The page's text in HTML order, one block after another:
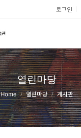
로그인 ｜
열린마당
Home 열린마당 게시판